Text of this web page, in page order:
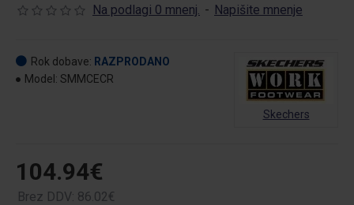
Na podlagi 0 mnenj. - Napišite mnenje
104.94€
Brez DDV: 86.02€
Rok dobave: RAZPRODANO
Model: SMMCECR
Skechers